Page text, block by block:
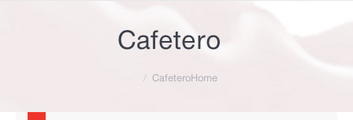
Cafetero
Home
Cafetero